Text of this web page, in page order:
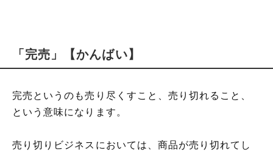
「完売」【かんばい】
完売というのも売り尽くすこと、売り切れること、
という意味になります。
売り切りビジネスにおいては、商品が売り切れてし